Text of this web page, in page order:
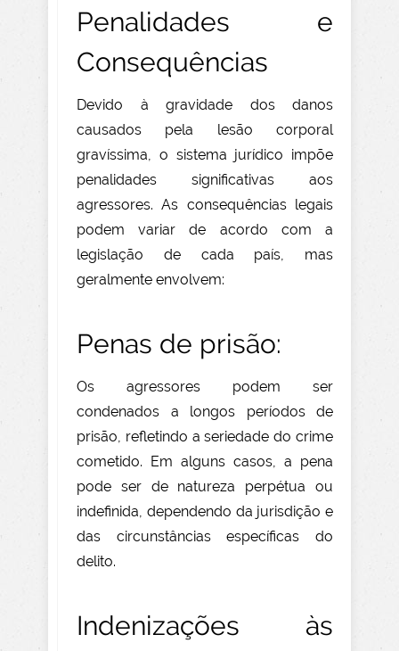
Penalidades e
Consequências
Devido à gravidade dos danos
causados pela lesão corporal
gravíssima, o sistema jurídico impõe
penalidades significativas aos
agressores. As consequências legais
podem variar de acordo com a
legislação de cada país, mas
geralmente envolvem:
Penas de prisão:
Os agressores podem ser
condenados a longos períodos de
prisão, refletindo a seriedade do crime
cometido. Em alguns casos, a pena
pode ser de natureza perpétua ou
indefinida, dependendo da jurisdição e
das circunstâncias específicas do
delito.
Indenizações às